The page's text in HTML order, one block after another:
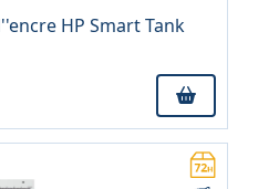
HP Smart Tank